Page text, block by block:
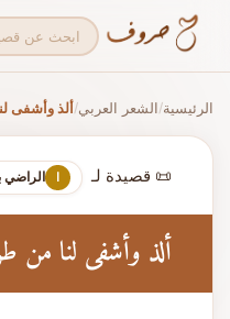
الرئيسية/الشعر العربي/ألذ وأشفى
📜 قصيدة لـ ا الراضي
ألذ وأشفى لنا من